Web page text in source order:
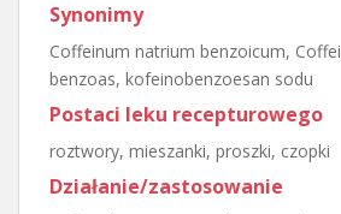
Synonimy
Coffeinum natrium benzoicum,
benzoas, kofeinobenzoesan sodu
Postaci leku recepturowego
roztwory, mieszanki, proszki, czopki
Działanie/zastosowanie